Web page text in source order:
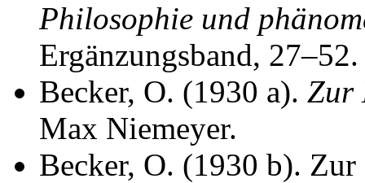
Philosophie und
Ergänzungsband, 27–52.
Becker, O. (1930 a). Zur
Max Niemeyer.
Becker, O. (1930 b).